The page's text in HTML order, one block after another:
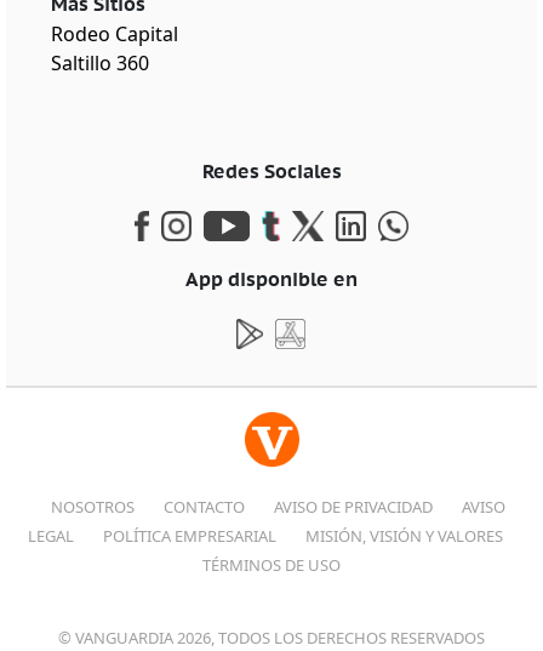
Rodeo Capital
Saltillo 360
Redes Sociales
App disponible en
NOSOTROS CONTACTO AVISO DE PRIVACIDAD
AVISO
LEGAL
POLÍTICA EMPRESARIAL
MISIÓN, VISIÓN Y VALORES
TÉRMINOS DE USO
© VANGUARDIA 2026, TODOS LOS DERECHOS RESERVADOS